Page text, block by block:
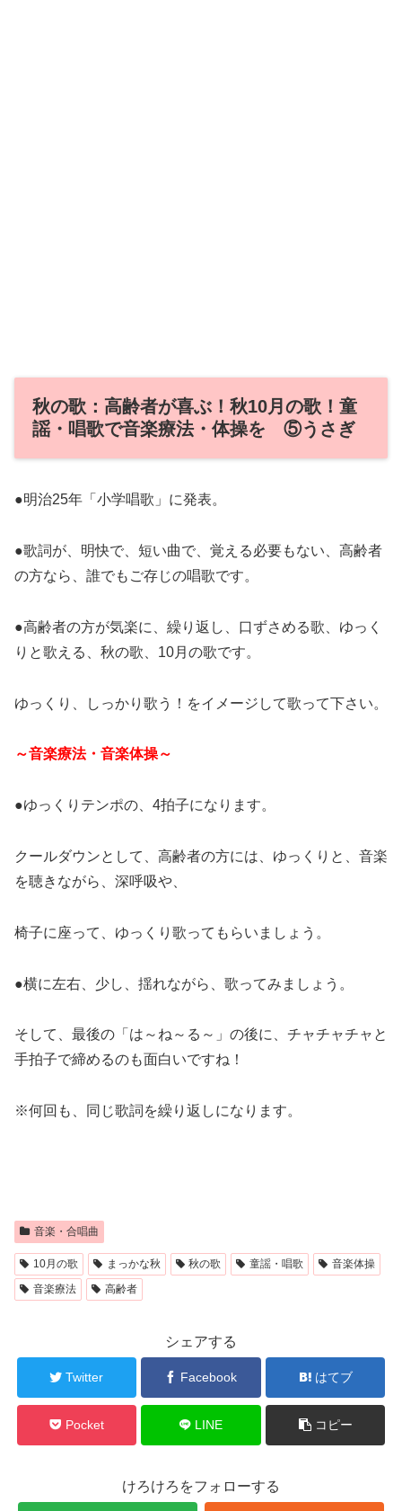
秋の歌：高齢者が喜ぶ！秋10月の歌！童
謡・唱歌で音楽療法・体操を ⑤うさぎ
●明治25年「小学唱歌」に発表。
●歌詞が、明快で、短い曲で、覚える必要もない、高齢者
の方なら、誰でもご存じの唱歌です。
●高齢者の方が気楽に、繰り返し、口ずさめる歌、ゆっく
りと歌える、秋の歌、10月の歌です。
ゆっくり、しっかり歌う！をイメージして歌って下さい。
～音楽療法・音楽体操～
●ゆっくりテンポの、4拍子になります。
クールダウンとして、高齢者の方には、ゆっくりと、音楽
を聴きながら、深呼吸や、
椅子に座って、ゆっくり歌ってもらいましょう。
●横に左右、少し、揺れながら、歌ってみましょう。
そして、最後の「は～ね～る～」の後に、チャチャチャと
手拍子で締めるのも面白いですね！
※何回も、同じ歌詞を繰り返しになります。
音楽・合唱曲
10月の歌 まっかな秋 秋の歌 童謡・唱歌
音楽体操
音楽療法
高齢者
シェアする
Twitter Facebook はてブ
Pocket LINE コピー
けろけろをフォローする